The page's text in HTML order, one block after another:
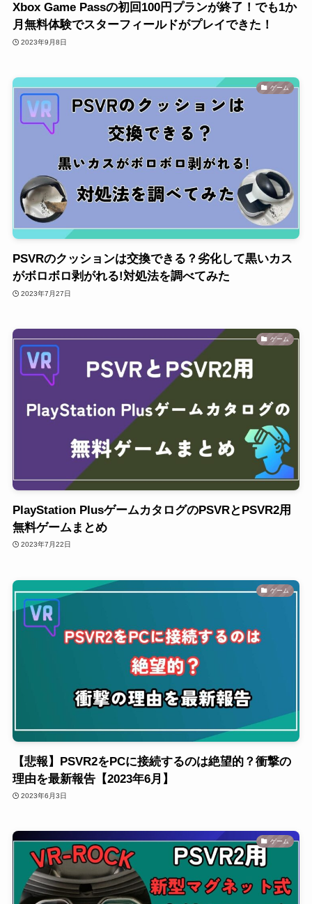
Xbox Game Passの初回100円プランが終了！でも1か
月無料体験でスターフィールドがプレイできた！
2023年9月8日
ゲーム
PSVRのクッションは交換できる？劣化して黒いカス
がボロボロ剥がれる!対処法を調べてみた
2023年7月27日
ゲーム
PlayStation PlusゲームカタログのPSVRとPSVR2用
無料ゲームまとめ
2023年7月22日
ゲーム
【悲報】PSVR2をPCに接続するのは絶望的？衝撃の
理由を最新報告【2023年6月】
2023年6月3日
ゲーム